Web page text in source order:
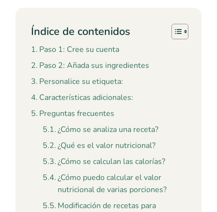
Índice de contenidos
Paso 1: Cree su cuenta
Paso 2: Añada sus ingredientes
Personalice su etiqueta:
Características adicionales:
Preguntas frecuentes
¿Cómo se analiza una receta?
¿Qué es el valor nutricional?
¿Cómo se calculan las calorías?
¿Cómo puedo calcular el valor
nutricional de varias porciones?
Modificación de recetas para